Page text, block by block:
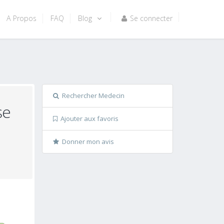
A Propos FAQ Blog Se connecter
Rechercher Medecin
Ajouter aux favoris
Donner mon avis